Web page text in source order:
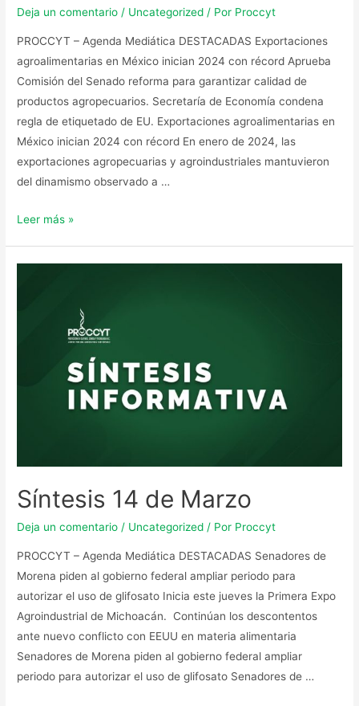
Deja un comentario / Uncategorized / Por Proccyt
PROCCYT – Agenda Mediática DESTACADAS Exportaciones
agroalimentarias en México inician 2024 con récord Aprueba
Comisión del Senado reforma para garantizar calidad de
productos agropecuarios. Secretaría de Economía condena
regla de etiquetado de EU. Exportaciones agroalimentarias en
México inician 2024 con récord En enero de 2024, las
exportaciones agropecuarias y agroindustriales mantuvieron
del dinamismo observado a …
Leer más »
Síntesis 14 de Marzo
Deja un comentario / Uncategorized / Por Proccyt
PROCCYT – Agenda Mediática DESTACADAS Senadores de
Morena piden al gobierno federal ampliar periodo para
autorizar el uso de glifosato Inicia este jueves la Primera Expo
Agroindustrial de Michoacán. Continúan los descontentos
ante nuevo conflicto con EEUU en materia alimentaria
Senadores de Morena piden al gobierno federal ampliar
periodo para autorizar el uso de glifosato Senadores de …